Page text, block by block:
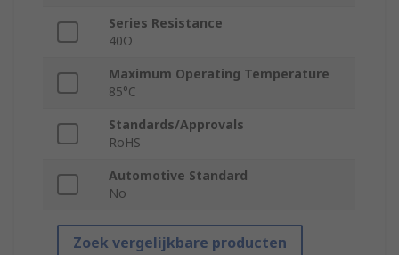
Series Resistance
40Ω
Maximum Operating Temperature
85°C
Standards/Approvals
RoHS
Automotive Standard
No
Zoek vergelijkbare producten